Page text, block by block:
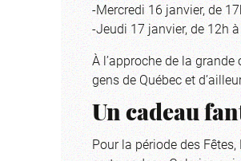
-Mercredi 16 janvier, de
-Jeudi 17 janvier, de 12h
À l’approche de la
gens de Québec et
Un cadeau
Pour la période des